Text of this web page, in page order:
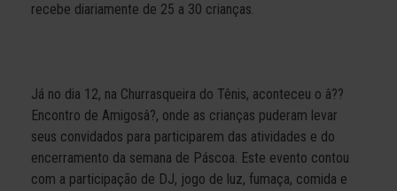
recebe diariamente de 25 a 30 crianças.
Já no dia 12, na Churrasqueira do Tênis, aconteceu o â??
Encontro de Amigosâ?, onde as crianças puderam levar
seus convidados para participarem das atividades e do
encerramento da semana de Páscoa. Este evento contou
com a participação de DJ, jogo de luz, fumaça, comida e